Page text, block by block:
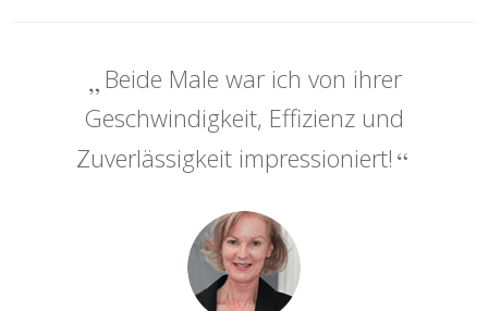
Beide Male war ich von ihrer
Geschwindigkeit, Effizienz und
Zuverlässigkeit impressioniert!